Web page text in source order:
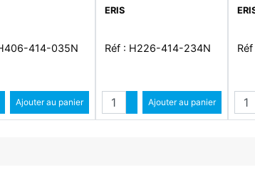
414-035N
Augmenter quantité
Diminuer quantité
Ajouter au panier
Interrupteur modulaire
A à 100 A en 4 pôles
ERIS
Réf : H226-414-234N
QuantitéAugmenter quantité
Diminuer quantité
Ajouter au panier